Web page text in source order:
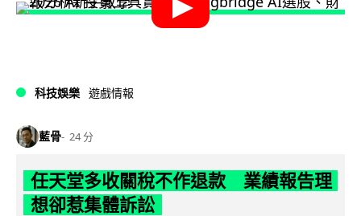
科技娛樂 遊戲情報
藍骨 24 分
任天堂多收關稅不作退款 業績報告理
想卻惹集體訴訟